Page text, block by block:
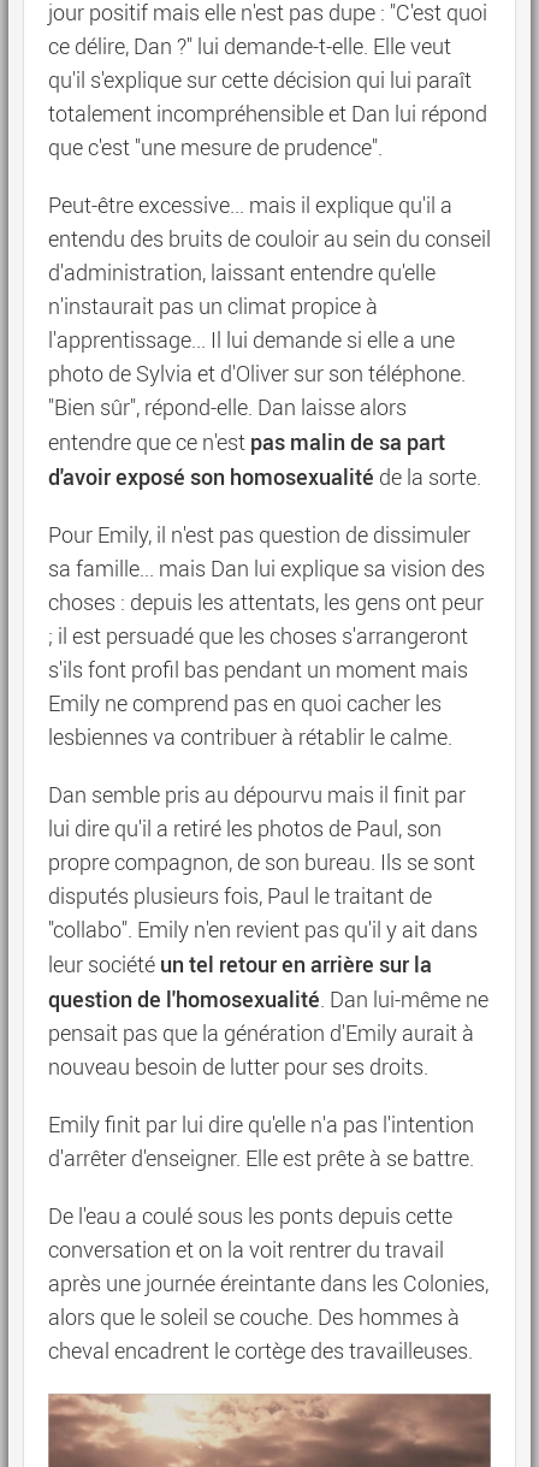
jour positif mais elle n'est pas dupe : "C'est quoi
ce délire, Dan ?" lui demande-t-elle. Elle veut
qu'il s'explique sur cette décision qui lui paraît
totalement incompréhensible et Dan lui répond
que c'est "une mesure de prudence".
Peut-être excessive... mais il explique qu'il a
entendu des bruits de couloir au sein du conseil
d'administration, laissant entendre qu'elle
n'instaurait pas un climat propice à
l'apprentissage... Il lui demande si elle a une
photo de Sylvia et d'Oliver sur son téléphone.
"Bien sûr", répond-elle. Dan laisse alors
entendre que ce n'est pas malin de sa part
d'avoir exposé son homosexualité de la sorte.
Pour Emily, il n'est pas question de dissimuler
sa famille... mais Dan lui explique sa vision des
choses : depuis les attentats, les gens ont peur
; il est persuadé que les choses s'arrangeront
s'ils font profil bas pendant un moment mais
Emily ne comprend pas en quoi cacher les
lesbiennes va contribuer à rétablir le calme.
Dan semble pris au dépourvu mais il finit par
lui dire qu'il a retiré les photos de Paul, son
propre compagnon, de son bureau. Ils se sont
disputés plusieurs fois, Paul le traitant de
"collabo". Emily n'en revient pas qu'il y ait dans
leur société un tel retour en arrière sur la
question de l'homosexualité. Dan lui-même ne
pensait pas que la génération d'Emily aurait à
nouveau besoin de lutter pour ses droits.
Emily finit par lui dire qu'elle n'a pas l'intention
d'arrêter d'enseigner. Elle est prête à se battre.
De l'eau a coulé sous les ponts depuis cette
conversation et on la voit rentrer du travail
après une journée éreintante dans les Colonies,
alors que le soleil se couche. Des hommes à
cheval encadrent le cortège des travailleuses.